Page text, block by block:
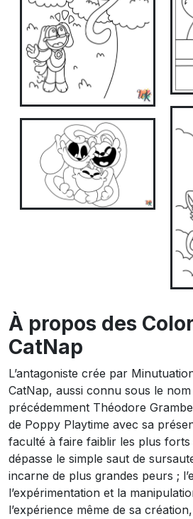
À propos des
CatNap
L’antagoniste crée par
CatNap, aussi connu sous le nom
précédemment Théodore
de Poppy Playtime avec sa
faculté à faire faiblir les plus forts
dépasse le simple saut de
incarne de plus grandes peurs ;
l’expérimentation et la
l’expérience même de sa